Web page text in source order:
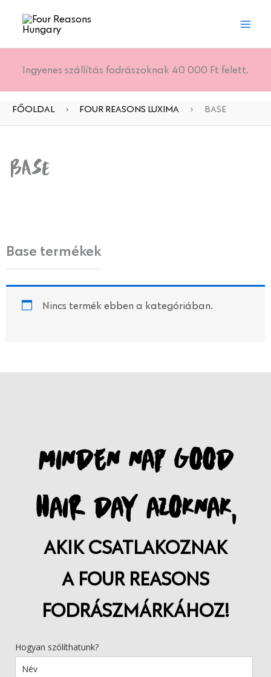
Ingyenes szállítás fodrászoknak 40 000 Ft felett.
FŐOLDAL › FOUR REASONS LUXIMA › BASE
Base
Base termékek
Nincs termék ebben a kategóriában.
MINDEN NAP GOOD
HAIR DAY AZOKNAK,
AKIK CSATLAKOZNAK
A FOUR REASONS
FODRÁSZMÁRKÁHOZ!
Hogyan szólíthatunk?